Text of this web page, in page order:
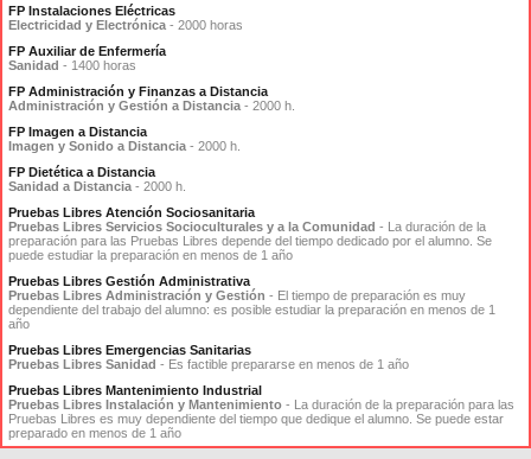
FP Instalaciones Eléctricas
Electricidad y Electrónica - 2000 horas
FP Auxiliar de Enfermería
Sanidad - 1400 horas
FP Administración y Finanzas a Distancia
Administración y Gestión a Distancia - 2000 h.
FP Imagen a Distancia
Imagen y Sonido a Distancia - 2000 h.
FP Dietética a Distancia
Sanidad a Distancia - 2000 h.
Pruebas Libres Atención Sociosanitaria
Pruebas Libres Servicios Socioculturales y a la Comunidad - La duración de la
preparación para las Pruebas Libres depende del tiempo dedicado por el alumno. Se
puede estudiar la preparación en menos de 1 año
Pruebas Libres Gestión Administrativa
Pruebas Libres Administración y Gestión - El tiempo de preparación es muy
dependiente del trabajo del alumno: es posible estudiar la preparación en menos de 1
año
Pruebas Libres Emergencias Sanitarias
Pruebas Libres Sanidad - Es factible prepararse en menos de 1 año
Pruebas Libres Mantenimiento Industrial
Pruebas Libres Instalación y Mantenimiento - La duración de la preparación para las
Pruebas Libres es muy dependiente del tiempo que dedique el alumno. Se puede estar
preparado en menos de 1 año